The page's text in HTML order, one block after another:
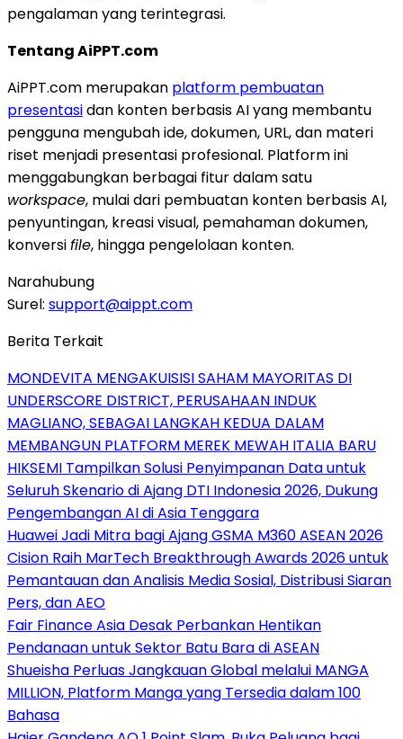
pengalaman yang terintegrasi.
Tentang AiPPT.com
AiPPT.com merupakan platform pembuatan
presentasidan konten berbasis AI yang membantu
pengguna mengubah ide, dokumen, URL, dan materi
riset menjadi presentasi profesional. Platform ini
menggabungkan berbagai fitur dalam satu
workspace, mulai dari pembuatan konten berbasis AI,
penyuntingan, kreasi visual, pemahaman dokumen,
konversifile, hingga pengelolaan konten.
Narahubung
Surel: support@aippt.com
Berita Terkait
MONDEVITA MENGAKUISISI SAHAM MAYORITAS DI
UNDERSCORE DISTRICT, PERUSAHAAN INDUK
MAGLIANO, SEBAGAI LANGKAH KEDUA DALAM
MEMBANGUN PLATFORM MEREK MEWAH ITALIA BARU
HIKSEMI Tampilkan Solusi Penyimpanan Data untuk
Seluruh Skenario di Ajang DTI Indonesia 2026, Dukung
Pengembangan AI di Asia Tenggara
Huawei Jadi Mitra bagi Ajang GSMA M360 ASEAN 2026
Cision Raih MarTech Breakthrough Awards 2026 untuk
Pemantauan dan Analisis Media Sosial, Distribusi Siaran
Pers, dan AEO
Fair Finance Asia Desak Perbankan Hentikan
Pendanaan untuk Sektor Batu Bara di ASEAN
Shueisha Perluas Jangkauan Global melalui MANGA
MILLION, Platform Manga yang Tersedia dalam 100
Bahasa